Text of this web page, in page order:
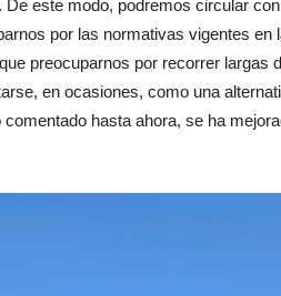
De este modo, podremos circular
por las normativas vigentes
preocuparnos por recorrer largas
en ocasiones, como una
comentado hasta ahora, se ha